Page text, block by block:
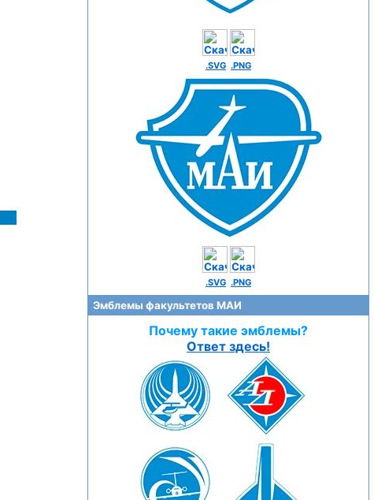
.SVG .PNG
.SVG .PNG
Эмблемы факультетов МАИ
Почему такие эмблемы?
Ответ здесь!